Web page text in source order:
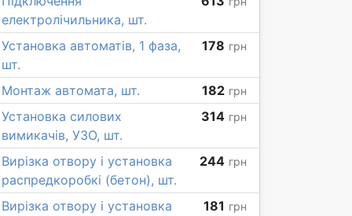
електролічильника, шт.
Установка автоматів, 1 фаза,
шт.
178 грн
Монтаж автомата, шт. 182 грн
Установка силових
вимикачів, УЗО, шт.
314 грн
Вирізка отвору і установка
распредкоробкі (бетон), шт.
244 грн
Вирізка отвору і установка
181 грн